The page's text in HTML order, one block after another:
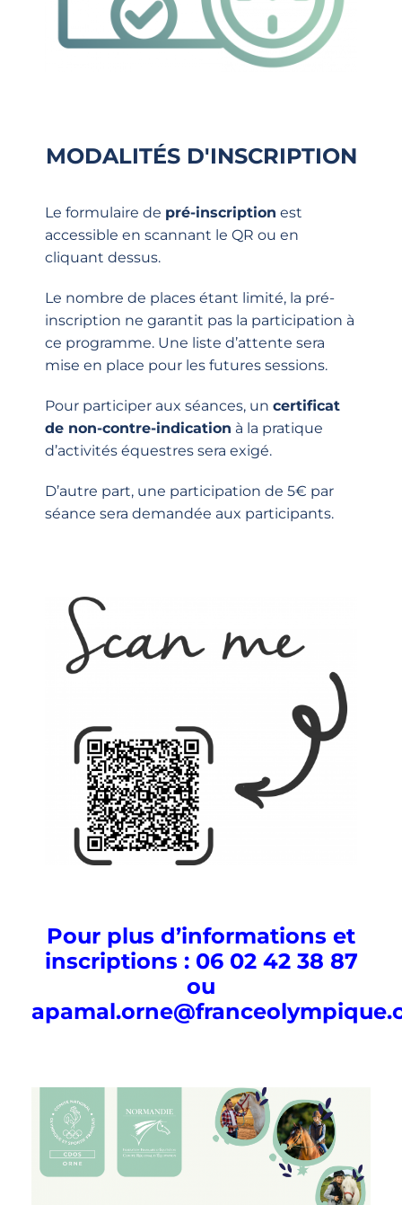
MODALITÉS D'INSCRIPTION
Le formulaire de pré-inscription est
accessible en scannant le QR ou en
cliquant dessus.
Le nombre de places étant limité, la pré-
inscription ne garantit pas la participation à
ce programme. Une liste d’attente sera
mise en place pour les futures sessions.
Pour participer aux séances, un certificat
de non-contre-indication à la pratique
d’activités équestres sera exigé.
D’autre part, une participation de 5€ par
séance sera demandée aux participants.
Pour plus d’informations et
inscriptions : 06 02 42 38 87
ou